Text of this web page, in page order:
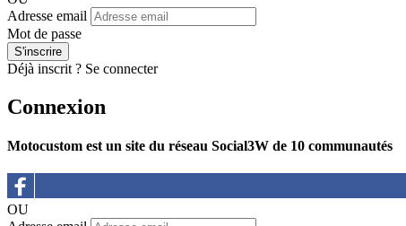
Adresse email
Mot de passe
Déjà inscrit ? Se connecter
Connexion
Motocustom est un site du réseau Social3W de 10 communautés
OU